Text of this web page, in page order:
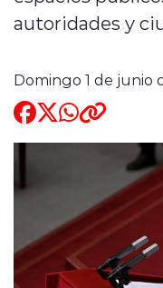
Quienes
modo
autoridades y
Domingo 1 de junio